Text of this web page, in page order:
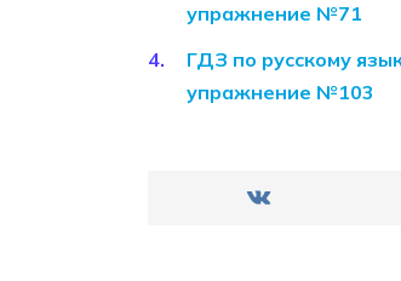
упражнение №71
ГДЗ по русскому
упражнение №103